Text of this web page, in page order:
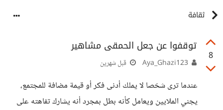
ثقافة
8
توقفوا عن جعل الحمقى مشاهير
قبل شهرين
عندما ترى شخصا لا يملك أدنى فكر أو قيمة مضافة للمجتمع،
يجني الملايين ويعامل كأنه بطل بمجرد أنه يشارك تفاهته على